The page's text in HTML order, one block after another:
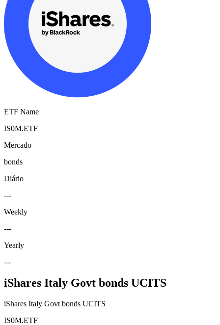
ETF Name
IS0M.ETF
Mercado
bonds
Diário
---
Weekly
---
Yearly
---
iShares Italy Govt bonds UCITS
iShares Italy Govt bonds UCITS
IS0M.ETF